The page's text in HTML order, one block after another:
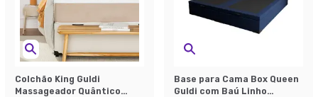
Colchão King Guldi
Massageador Quântico
Base para Cama Box Queen
Guldi com Baú Linho